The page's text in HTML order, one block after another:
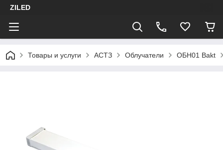
ZILED
Товары и услуги АСТЗ Облучатели ОБН01 Bakt